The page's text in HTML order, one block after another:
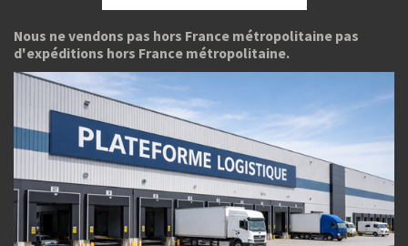
Nous ne vendons pas hors France métropolitaine pas
d'expéditions hors France métropolitaine.